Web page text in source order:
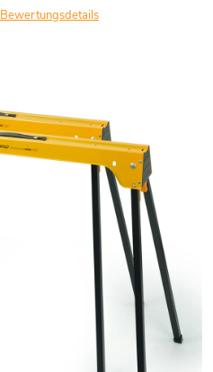
Bewertungsdetails